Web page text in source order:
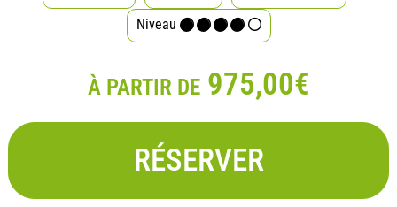
Niveau
À PARTIR DE975,00€
RÉSERVER